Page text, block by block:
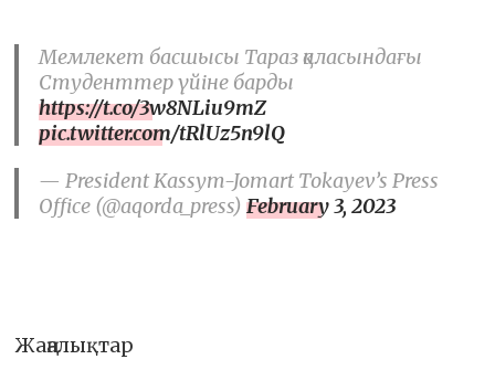
Мемлекет басшысы Тараз қаласындағы
Студенттер үйіне барды
https://t.co/3w8NLiu9mZ
pic.twitter.com/tRlUz5n9lQ
— President Kassym-Jomart Tokayev’s Press
Office (@aqorda_press)February 3, 2023
Жаңалықтар